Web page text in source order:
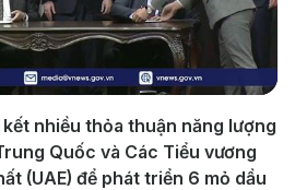
Video
nhiều thỏa thuận năng lượng
Quốc và Các Tiểu vương
(UAE) để phát triển 6 mỏ dầu